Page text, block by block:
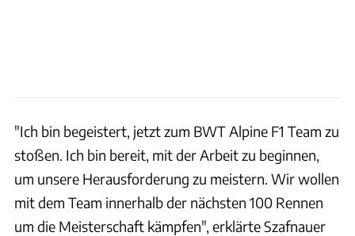
"Ich bin begeistert, jetzt zum BWT Alpine F1 Team zu
stoßen. Ich bin bereit, mit der Arbeit zu beginnen,
um unsere Herausforderung zu meistern. Wir wollen
mit dem Team innerhalb der nächsten 100 Rennen
um die Meisterschaft kämpfen", erklärte Szafnauer